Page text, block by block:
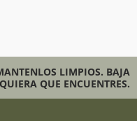
LIMPIOS. BAJA
QUE ENCUENTRES.